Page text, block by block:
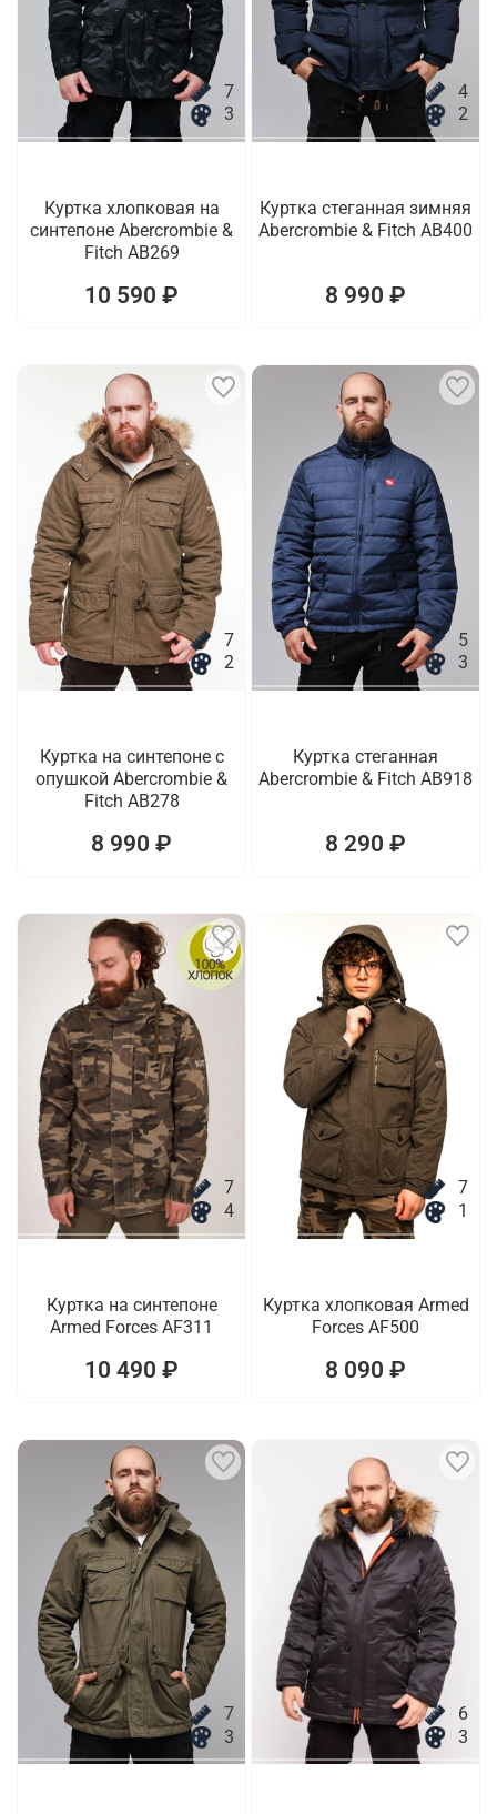
7
3
Куртка хлопковая на
синтепоне Abercrombie &
Fitch AB269
10 590 ₽
4
2
Куртка стеганная зимняя
Abercrombie & Fitch AB400
8 990 ₽
7
2
Куртка на синтепоне с
опушкой Abercrombie &
Fitch AB278
8 990 ₽
5
3
Куртка стеганная
Abercrombie & Fitch AB918
8 290 ₽
7
4
Куртка на синтепоне
Armed Forces AF311
10 490 ₽
7
1
Куртка хлопковая Armed
Forces AF500
8 090 ₽
7
3
6
3